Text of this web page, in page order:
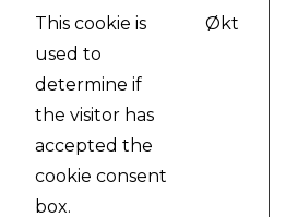
This cookie is
used to
determine if
the visitor has
accepted the
cookie consent
box.
Økt